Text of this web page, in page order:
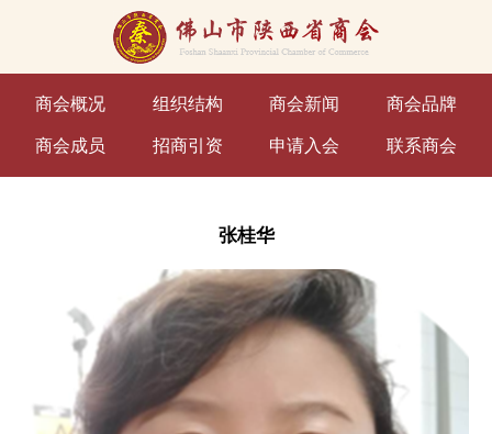
商会概况 组织结构 商会新闻 商会品牌
商会成员 招商引资 申请入会 联系商会
张桂华